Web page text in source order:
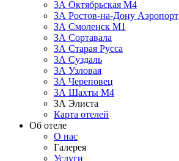
3А Октябрьская М4
3А Ростов-на-Дону Аэропорт
ЗА Смоленск М1
ЗА Сортавала
3А Старая Русса
3А Суздаль
3А Узловая
3А Череповец
3А Шахты М4
ЗА Элиста
Карта отелей
Об отеле
О нас
Галерея
Услуги